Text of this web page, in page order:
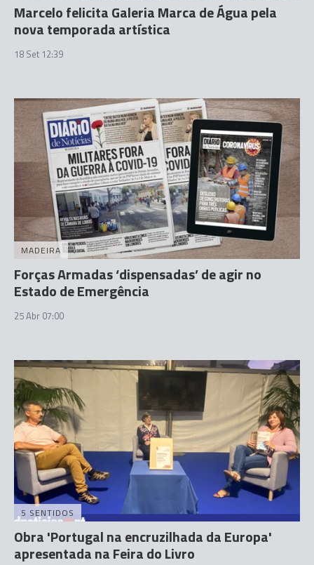
Marcelo felicita Galeria Marca de Água pela
nova temporada artística
18 Set 12:39
MADEIRA
Forças Armadas ‘dispensadas’ de agir no
Estado de Emergência
25 Abr 07:00
5 SENTIDOS
Obra 'Portugal na encruzilhada da Europa'
apresentada na Feira do Livro